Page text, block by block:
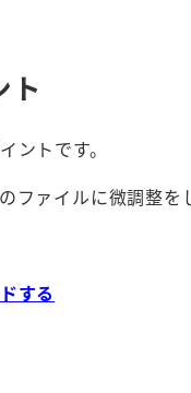
ト
ントです。
ァイルに微調整を
する